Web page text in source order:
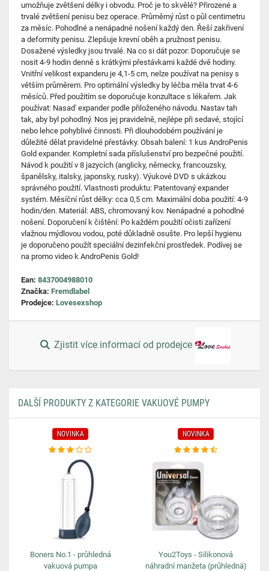
umožňuje zvětšení délky i obvodu. Proč je to skvělé? Přirozené a
trvalé zvětšení penisu bez operace. Průměrný růst o půl centimetru
za měsíc. Pohodlné a nenápadné nošení každý den. Řeší zakřivení
a deformity penisu. Zlepšuje krevní oběh a pružnost penisu.
Dosažené výsledky jsou trvalé. Na co si dát pozor: Doporučuje se
nosit 4-9 hodin denně s krátkými přestávkami každé dvě hodiny.
Vnitřní velikost expanderu je 4,1-5 cm, nelze používat na penisy s
větším průměrem. Pro optimální výsledky by léčba měla trvat 4-6
měsíců. Před použitím se doporučuje konzultace s lékařem. Jak
používat: Nasad' expander podle přiloženého návodu. Nastav tah
tak, aby byl pohodlný. Nos jej pravidelně, nejlépe při sedavé, stojící
nebo lehce pohyblivé činnosti. Při dlouhodobém používání je
důležité dělat pravidelné přestávky. Obsah balení: 1 kus AndroPenis
Gold expander. Kompletní sada příslušenství pro bezpečné použití.
Návod k použití v 8 jazycích (anglicky, německy, francouzsky,
španělsky, italsky, japonsky, rusky). Výukové DVD s ukázkou
správného použití. Vlastnosti produktu: Patentovaný expander
systém. Měsíční růst délky: cca 0,5 cm. Maximální doba použití: 4-9
hodin/den. Materiál: ABS, chromovaný kov. Nenápadné a pohodlné
nošení. Doporučení k čištění: Po každém použití očisti zařízení
vlažnou mýdlovou vodou, poté důkladně osušte. Pro lepší hygienu
je doporučeno použít speciální dezinfekční prostředek. Podívej se
na promo video k AndroPenis Gold!
Ean: 8437004988010
Značka: Fremdlabel
Prodejce: Lovesexshop
Zjistit více informací od prodejce
DALŠÍ PRODUKTY Z KATEGORIE VAKUOVÉ PUMPY
NOVINKA
Boners No.1 - průhledná
vakuová pumpa
NOVINKA
You2Toys - Silikonová
náhradní manžeta (průhledná)